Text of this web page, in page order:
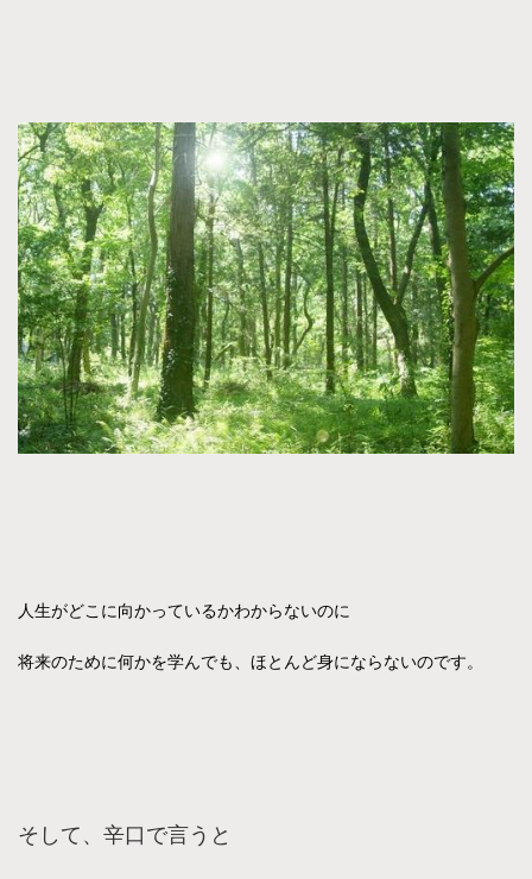
人生がどこに向かっているかわからないのに
将来のために何かを学んでも、ほとんど身にならないのです。
そして、辛口で言うと